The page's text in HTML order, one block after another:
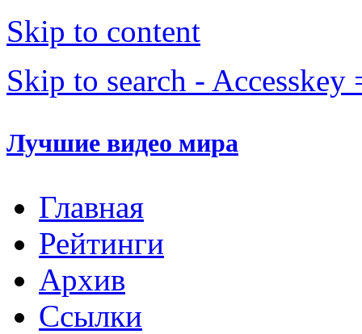
Skip to content
Skip to search - Accesskey
Лучшие видео мира
Главная
Рейтинги
Архив
Ссылки